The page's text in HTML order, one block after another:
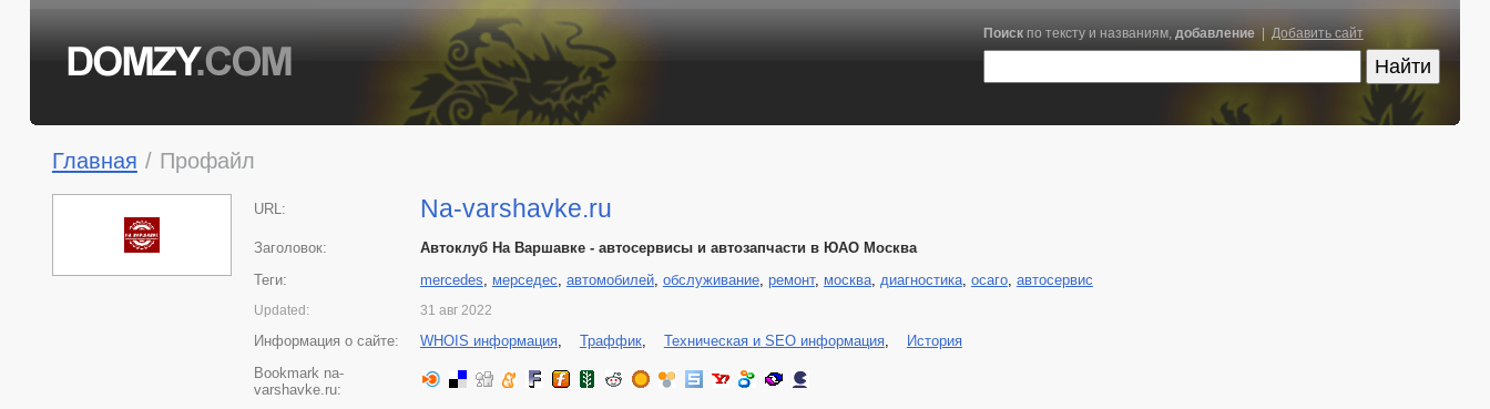
Поискпо тексту и названиям, добавление| Добавить сайт
Главная / Профайл
URL: Na-varshavke.ru
Заголовок:
Автоклуб На Варшавке - автосервисы и автозапчасти в ЮАО Москва
Теги:
mercedes, мерседес, автомобилей, обслуживание, ремонт, москва, диагностика, осаго, автосервис
Updated: 31 авг 2022
Информация о сайте: WHOIS информация, Траффик, Техническая и SEO информация,
История
Bookmark na-
varshavke.ru: